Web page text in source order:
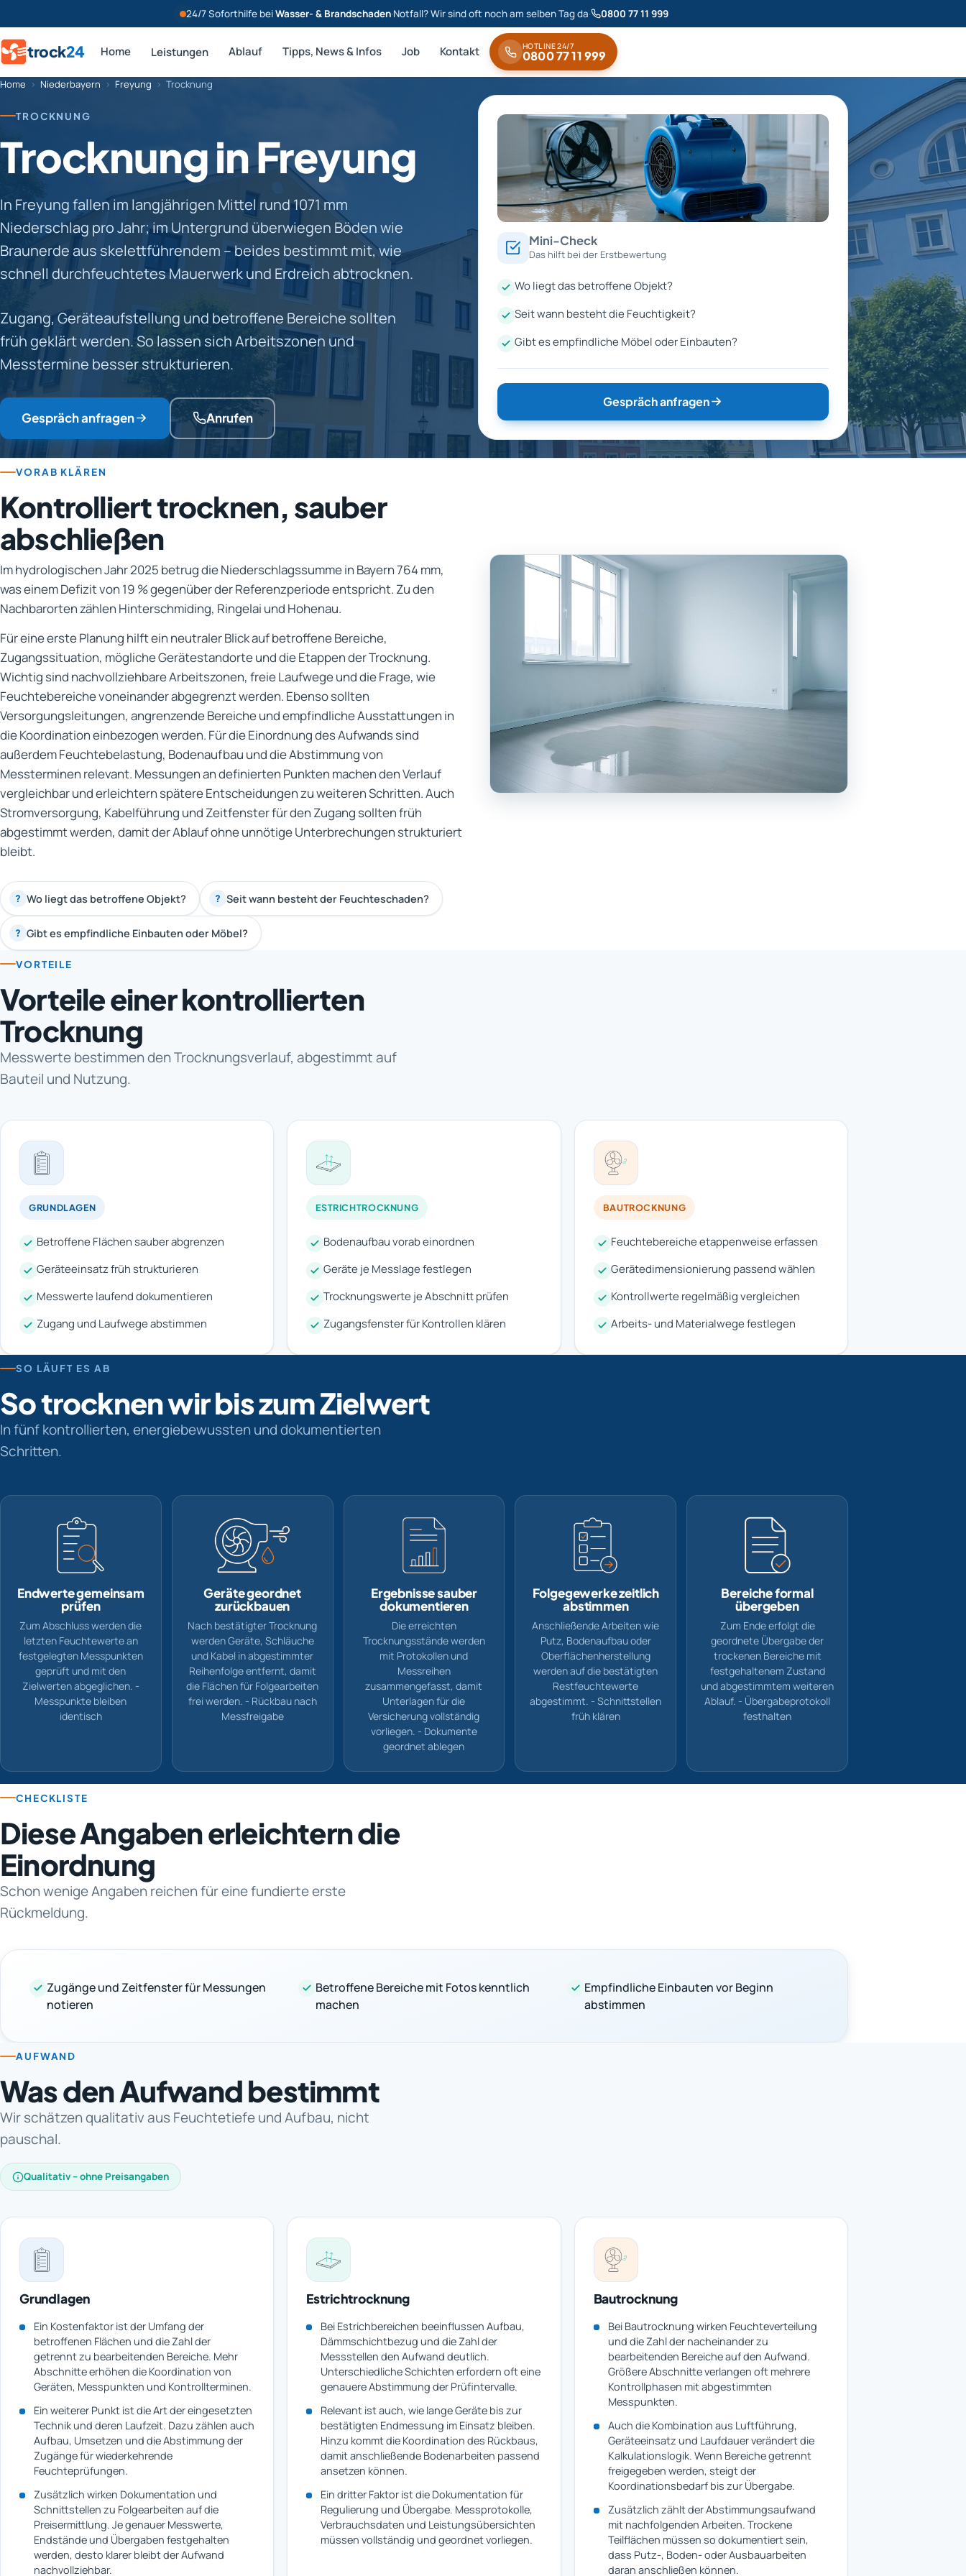
24/7 Soforthilfe beiWasser- & Brandschaden·Notfall? Wir sind oft noch am selben Tag da· 0800 77 11 999
trock24 Home Leistungen Ablauf Tipps, News & Infos Job Kontakt HOTLINE 24/7
0800 77 11 999
Home › Niederbayern › Freyung › Trocknung
TROCKNUNG
Trocknung in Freyung
In Freyung fallen im langjährigen Mittel rund 1071 mm
Niederschlag pro Jahr; im Untergrund überwiegen Böden wie
Braunerde aus skelettführendem – beides bestimmt mit, wie
schnell durchfeuchtetes Mauerwerk und Erdreich abtrocknen.
Zugang, Geräteaufstellung und betroffene Bereiche sollten
früh geklärt werden. So lassen sich Arbeitszonen und
Messtermine besser strukturieren.
Gespräch anfragen Anrufen
Mini-Check
Das hilft bei der Erstbewertung
Wo liegt das betroffene Objekt?
Seit wann besteht die Feuchtigkeit?
Gibt es empfindliche Möbel oder Einbauten?
Gespräch anfragen
VORAB KLÄREN
Kontrolliert trocknen, sauber
abschließen
Im hydrologischen Jahr 2025 betrug die Niederschlagssumme in Bayern 764 mm,
was einem Defizit von 19 % gegenüber der Referenzperiode entspricht. Zu den
Nachbarorten zählen Hinterschmiding, Ringelai und Hohenau.
Für eine erste Planung hilft ein neutraler Blick auf betroffene Bereiche,
Zugangssituation, mögliche Gerätestandorte und die Etappen der Trocknung.
Wichtig sind nachvollziehbare Arbeitszonen, freie Laufwege und die Frage, wie
Feuchtebereiche voneinander abgegrenzt werden. Ebenso sollten
Versorgungsleitungen, angrenzende Bereiche und empfindliche Ausstattungen in
die Koordination einbezogen werden. Für die Einordnung des Aufwands sind
außerdem Feuchtebelastung, Bodenaufbau und die Abstimmung von
Messterminen relevant. Messungen an definierten Punkten machen den Verlauf
vergleichbar und erleichtern spätere Entscheidungen zu weiteren Schritten. Auch
Stromversorgung, Kabelführung und Zeitfenster für den Zugang sollten früh
abgestimmt werden, damit der Ablauf ohne unnötige Unterbrechungen strukturiert
bleibt.
? Wo liegt das betroffene Objekt? ? Seit wann besteht der Feuchteschaden?
? Gibt es empfindliche Einbauten oder Möbel?
VORTEILE
Vorteile einer kontrollierten
Trocknung
Messwerte bestimmen den Trocknungsverlauf, abgestimmt auf
Bauteil und Nutzung.
GRUNDLAGEN
Betroffene Flächen sauber abgrenzen
Geräteeinsatz früh strukturieren
Messwerte laufend dokumentieren
Zugang und Laufwege abstimmen
ESTRICHTROCKNUNG
Bodenaufbau vorab einordnen
Geräte je Messlage festlegen
Trocknungswerte je Abschnitt prüfen
Zugangsfenster für Kontrollen klären
BAUTROCKNUNG
Feuchtebereiche etappenweise erfassen
Gerätedimensionierung passend wählen
Kontrollwerte regelmäßig vergleichen
Arbeits- und Materialwege festlegen
SO LÄUFT ES AB
So trocknen wir bis zum Zielwert
In fünf kontrollierten, energiebewussten und dokumentierten
Schritten.
Endwerte gemeinsam
prüfen
Zum Abschluss werden die
letzten Feuchtewerte an
festgelegten Messpunkten
geprüft und mit den
Zielwerten abgeglichen. -
Messpunkte bleiben
identisch
Geräte geordnet
zurückbauen
Nach bestätigter Trocknung
werden Geräte, Schläuche
und Kabel in abgestimmter
Reihenfolge entfernt, damit
die Flächen für Folgearbeiten
frei werden. - Rückbau nach
Messfreigabe
Ergebnisse sauber
dokumentieren
Die erreichten
Trocknungsstände werden
mit Protokollen und
Messreihen
zusammengefasst, damit
Unterlagen für die
Versicherung vollständig
vorliegen. - Dokumente
geordnet ablegen
Folgegewerke zeitlich
abstimmen
Anschließende Arbeiten wie
Putz, Bodenaufbau oder
Oberflächenherstellung
werden auf die bestätigten
Restfeuchtewerte
abgestimmt. - Schnittstellen
früh klären
Bereiche formal
übergeben
Zum Ende erfolgt die
geordnete Übergabe der
trockenen Bereiche mit
festgehaltenem Zustand
und abgestimmtem weiteren
Ablauf. - Übergabeprotokoll
festhalten
CHECKLISTE
Diese Angaben erleichtern die
Einordnung
Schon wenige Angaben reichen für eine fundierte erste
Rückmeldung.
Zugänge und Zeitfenster für Messungen
notieren
Betroffene Bereiche mit Fotos kenntlich
machen
Empfindliche Einbauten vor Beginn
abstimmen
AUFWAND
Was den Aufwand bestimmt
Wir schätzen qualitativ aus Feuchtetiefe und Aufbau, nicht
pauschal.
Qualitativ – ohne Preisangaben
Grundlagen
Ein Kostenfaktor ist der Umfang der
betroffenen Flächen und die Zahl der
getrennt zu bearbeitenden Bereiche. Mehr
Abschnitte erhöhen die Koordination von
Geräten, Messpunkten und Kontrollterminen.
Ein weiterer Punkt ist die Art der eingesetzten
Technik und deren Laufzeit. Dazu zählen auch
Aufbau, Umsetzen und die Abstimmung der
Zugänge für wiederkehrende
Feuchteprüfungen.
Zusätzlich wirken Dokumentation und
Schnittstellen zu Folgearbeiten auf die
Preisermittlung. Je genauer Messwerte,
Endstände und Übergaben festgehalten
werden, desto klarer bleibt der Aufwand
nachvollziehbar.
Estrichtrocknung
Bei Estrichbereichen beeinflussen Aufbau,
Dämmschichtbezug und die Zahl der
Messstellen den Aufwand deutlich.
Unterschiedliche Schichten erfordern oft eine
genauere Abstimmung der Prüfintervalle.
Relevant ist auch, wie lange Geräte bis zur
bestätigten Endmessung im Einsatz bleiben.
Hinzu kommt die Koordination des Rückbaus,
damit anschließende Bodenarbeiten passend
ansetzen können.
Ein dritter Faktor ist die Dokumentation für
Regulierung und Übergabe. Messprotokolle,
Verbrauchsdaten und Leistungsübersichten
müssen vollständig und geordnet vorliegen.
Bautrocknung
Bei Bautrocknung wirken Feuchteverteilung
und die Zahl der nacheinander zu
bearbeitenden Bereiche auf den Aufwand.
Größere Abschnitte verlangen oft mehrere
Kontrollphasen mit abgestimmten
Messpunkten.
Auch die Kombination aus Luftführung,
Geräteeinsatz und Laufdauer verändert die
Kalkulationslogik. Wenn Bereiche getrennt
freigegeben werden, steigt der
Koordinationsbedarf bis zur Übergabe.
Zusätzlich zählt der Abstimmungsaufwand
mit nachfolgenden Arbeiten. Trockene
Teilflächen müssen so dokumentiert sein,
dass Putz-, Boden- oder Ausbauarbeiten
daran anschließen können.